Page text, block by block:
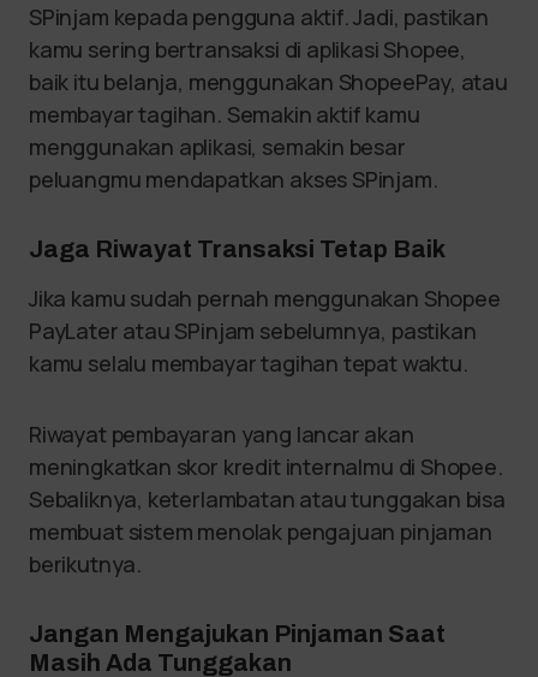
SPinjam kepada pengguna aktif. Jadi, pastikan
kamu sering bertransaksi di aplikasi Shopee,
baik itu belanja, menggunakan ShopeePay, atau
membayar tagihan. Semakin aktif kamu
menggunakan aplikasi, semakin besar
peluangmu mendapatkan akses SPinjam.
Jaga Riwayat Transaksi Tetap Baik
Jika kamu sudah pernah menggunakan Shopee
PayLater atau SPinjam sebelumnya, pastikan
kamu selalu membayar tagihan tepat waktu.
Riwayat pembayaran yang lancar akan
meningkatkan skor kredit internalmu di Shopee.
Sebaliknya, keterlambatan atau tunggakan bisa
membuat sistem menolak pengajuan pinjaman
berikutnya.
Jangan Mengajukan Pinjaman Saat
Masih Ada Tunggakan